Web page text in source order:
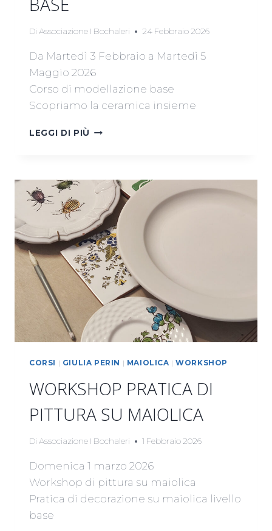
Di Associazione I Bochaleri 24 Febbraio 2026
Da Martedì 3 Febbraio a Martedì 5
Maggio 2026
Corso di modellazione base
Scopriamo la ceramica insieme
LEGGI DI PIÙ CORSO
CORSI | GIULIA PERIN | MAIOLICA |WORKSHOP
WORKSHOP PRATICA DI
PITTURA SU MAIOLICA
Di Associazione I Bochaleri 1 Febbraio 2026
Domenica 1 marzo 2026
Workshop di pittura su maiolica
Pratica di decorazione su maiolica livello
base